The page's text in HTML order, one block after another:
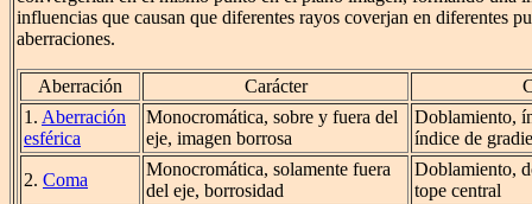
influencias que causan que diferentes rayos coverjan en diferentes
aberraciones.
Aberración Carácter
1. Aberración
esférica
Monocromática, sobre y fuera del
eje, imagen borrosa
Doblamiento,
índice de
2. Coma
Monocromática, solamente fuera
del eje, borrosidad
Doblamiento,
tope central